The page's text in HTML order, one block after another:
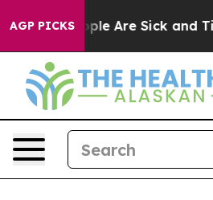
AGP PICKS
“People Are Sick and